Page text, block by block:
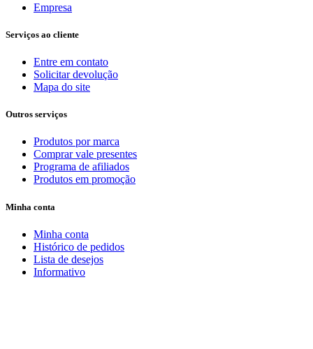
Empresa
Serviços ao cliente
Entre em contato
Solicitar devolução
Mapa do site
Outros serviços
Produtos por marca
Comprar vale presentes
Programa de afiliados
Produtos em promoção
Minha conta
Minha conta
Histórico de pedidos
Lista de desejos
Informativo